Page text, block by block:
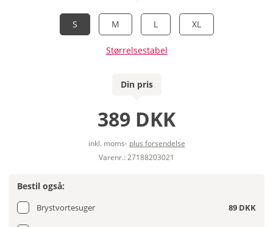
S M L XL
Størrelsestabel
Din pris
389 DKK
inkl. moms- plus forsendelse
Varenr.: 27188203021
Bestil også:
Brystvortesuger 89 DKK